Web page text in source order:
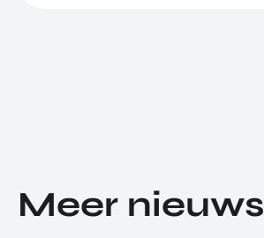
Meer nieuws